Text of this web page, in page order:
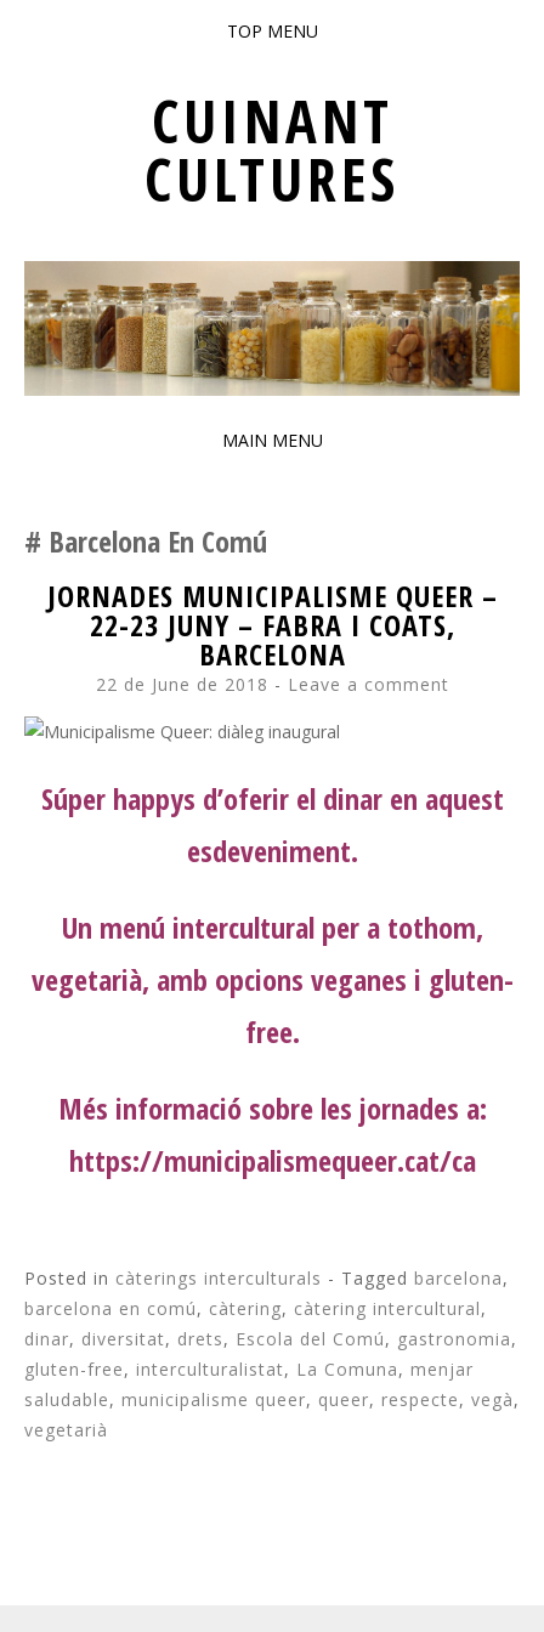
TOP MENU
CUINANT
CULTURES
MAIN MENU
Barcelona En Comú
JORNADES MUNICIPALISME QUEER –
22-23 JUNY – FABRA I COATS,
BARCELONA
22 de June de 2018 Leave a comment
Súper happys d’oferir el dinar en aquest
esdeveniment.
Un menú intercultural per a tothom,
vegetarià, amb opcions veganes i gluten-
free.
Més informació sobre les jornades a:
https://municipalismequeer.cat/ca
Posted in càterings interculturals - Tagged barcelona,
barcelona en comú, càtering, càtering intercultural,
dinar, diversitat, drets, Escola del Comú, gastronomia,
gluten-free, interculturalistat, La Comuna, menjar
saludable, municipalisme queer, queer, respecte, vegà,
vegetarià